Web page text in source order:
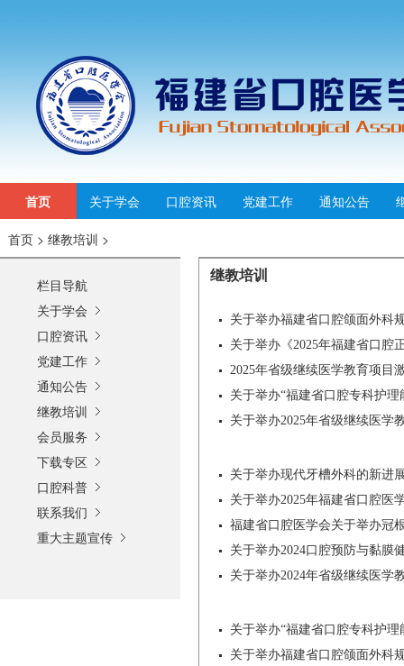
首页 关于学会 口腔资讯 党建工作 通知公告
首页 > 继教培训 >
栏目导航
关于学会
口腔资讯
党建工作
通知公告
继教培训
会员服务
下载专区
口腔科普
联系我们
重大主题宣传
继教培训
关于举办福建省口腔颌面外科
关于举办《2025年福建省口腔
2025年省级继续医学教育项目
关于举办“福建省口腔专科护
关于举办2025年省级继续医学
关于举办现代牙槽外科的新进
关于举办2025年福建省口腔医
福建省口腔医学会关于举办冠
关于举办2024口腔预防与黏膜
关于举办2024年省级继续医学
关于举办“福建省口腔专科护
关于举办福建省口腔颌面外科